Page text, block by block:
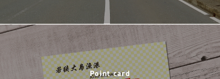
Point card